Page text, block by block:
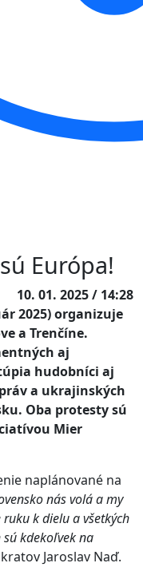
Európa!
10. 01. 2025 / 14:28
2025) organizuje
a Trenčíne.
aj
hudobníci aj
a ukrajinských
Oba protesty sú
Mier
naplánované na
nás volá a my
k dielu a všetkých
kdekoľvek na
Jaroslav Naď.